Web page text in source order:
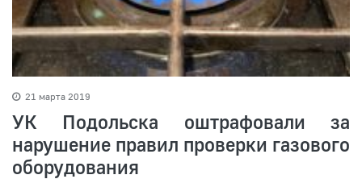
21 марта 2019
УК Подольска оштрафовали за
нарушение правил проверки газового
оборудования